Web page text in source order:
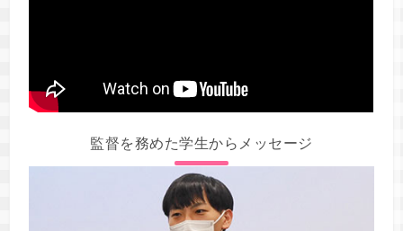
監督を務めた学生からメッセージ